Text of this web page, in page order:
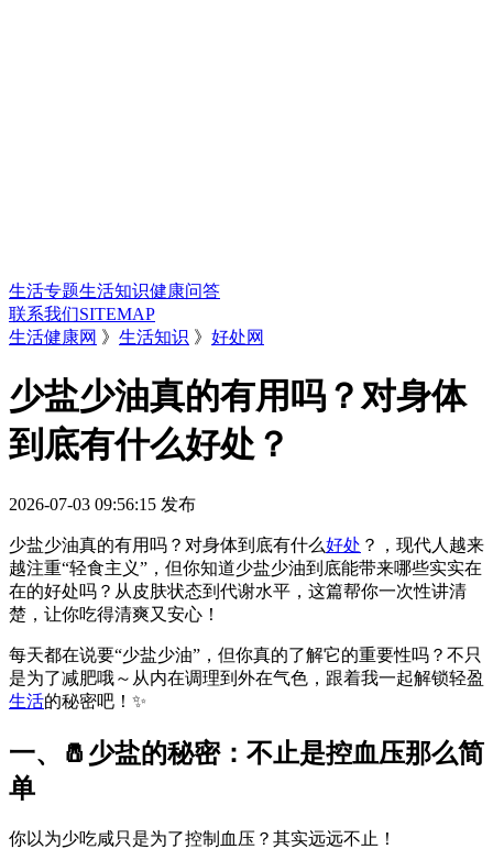
生活专题生活知识健康问答
联系我们SITEMAP
生活健康网 》 生活知识 》 好处网
少盐少油真的有用吗？对身体
到底有什么好处？
2026-07-03 09:56:15 发布
少盐少油真的有用吗？对身体到底有什么好处 ？，现代人越来
越注重“轻食主义”，但你知道少盐少油到底能带来哪些实实在
在的好处吗？从皮肤状态到代谢水平，这篇帮你一次性讲清
楚，让你吃得清爽又安心！
每天都在说要“少盐少油”，但你真的了解它的重要性吗？不只
是为了减肥哦～从内在调理到外在气色，跟着我一起解锁轻盈
生活的秘密吧！✨
一、🧂少盐的秘密：不止是控血压那么简
单
你以为少吃咸只是为了控制血压？其实远远不止！